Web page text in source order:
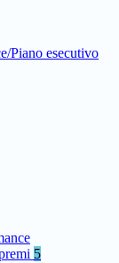
Piano esecutivo
5